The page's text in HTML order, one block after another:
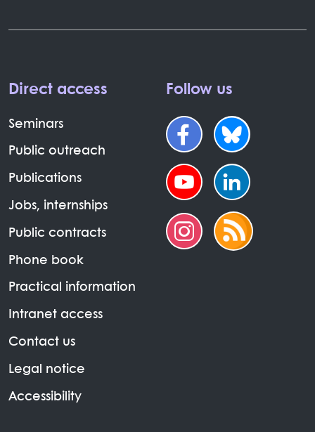
Direct access
Seminars
Public outreach
Publications
Jobs, internships
Public contracts
Phone book
Practical information
Intranet access
Contact us
Legal notice
Accessibility
Follow us